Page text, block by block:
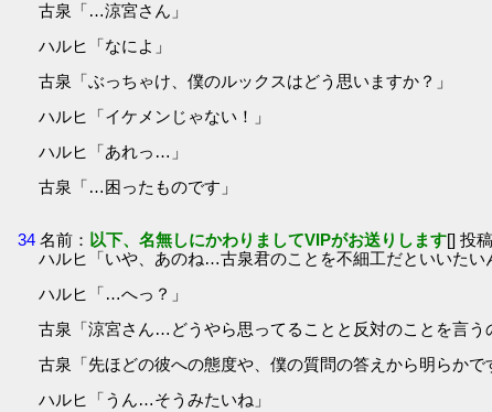
古泉「…涼宮さん」
ハルヒ「なによ」
古泉「ぶっちゃけ、僕のルックスはどう思いますか？」
ハルヒ「イケメンじゃない！」
ハルヒ「あれっ…」
古泉「…困ったものです」
34 名前： 以下、名無しにかわりましてVIPがお送りします[] 投
ハルヒ「いや、あのね…古泉君のことを不細工だといいたい
ハルヒ「…へっ？」
古泉「涼宮さん…どうやら思ってることと反対のことを言う
古泉「先ほどの彼への態度や、僕の質問の答えから明らかで
ハルヒ「うん…そうみたいね」